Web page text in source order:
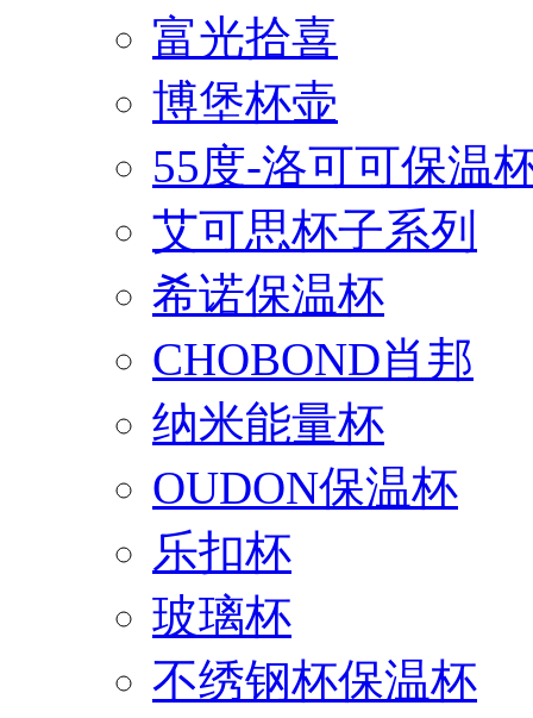
富光拾喜
博堡杯壶
55度-洛可可保温
艾可思杯子系列
希诺保温杯
CHOBOND肖邦
纳米能量杯
OUDON保温杯
乐扣杯
玻璃杯
不绣钢杯保温杯